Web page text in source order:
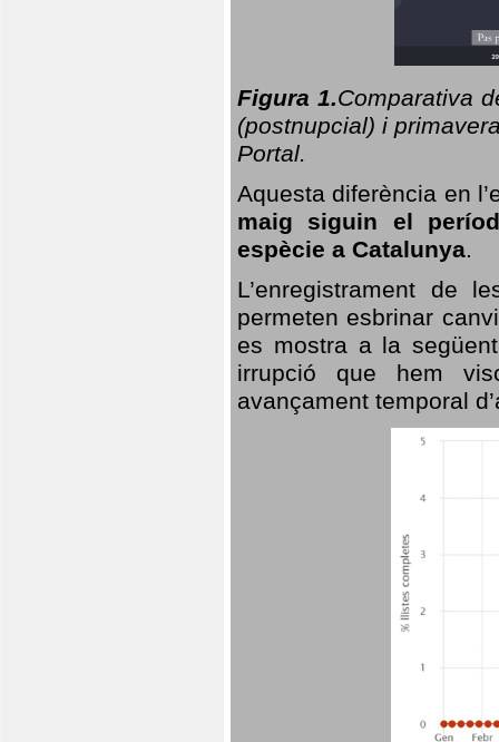
Figura 1.Comparativa
(postnupcial) i
Portal.
Aquesta diferència en
maig siguin el
espècie a Catalunya.
L’enregistrament de
permeten esbrinar
es mostra a la
irrupció que hem
avançament temporal